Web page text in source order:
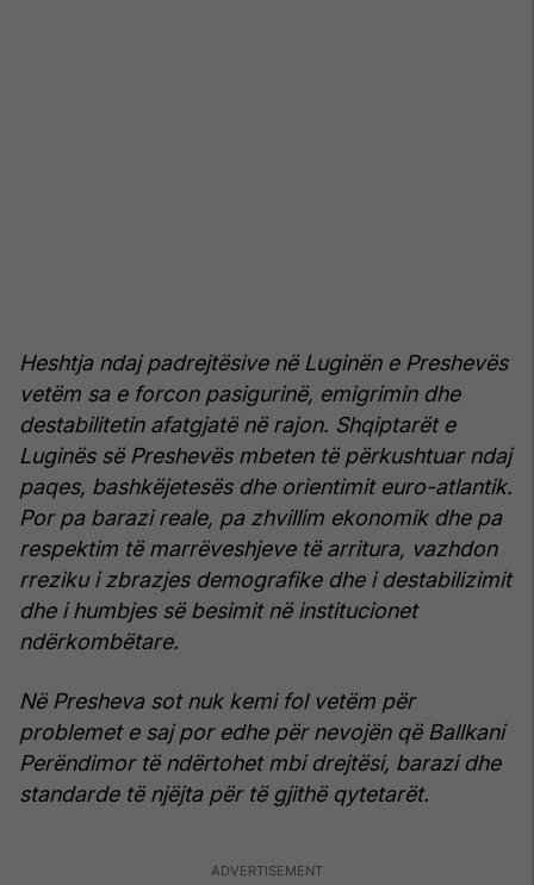
Heshtja ndaj padrejtësive në Luginën e Preshevës
vetëm sa e forcon pasigurinë, emigrimin dhe
destabilitetin afatgjatë në rajon. Shqiptarët e
Luginës së Preshevës mbeten të përkushtuar ndaj
paqes, bashkëjetesës dhe orientimit euro-atlantik.
Por pa barazi reale, pa zhvillim ekonomik dhe pa
respektim të marrëveshjeve të arritura, vazhdon
rreziku i zbrazjes demografike dhe i destabilizimit
dhe i humbjes së besimit në institucionet
ndërkombëtare.
Në Presheva sot nuk kemi fol vetëm për
problemet e saj por edhe për nevojën që Ballkani
Perëndimor të ndërtohet mbi drejtësi, barazi dhe
standarde të njëjta për të gjithë qytetarët.